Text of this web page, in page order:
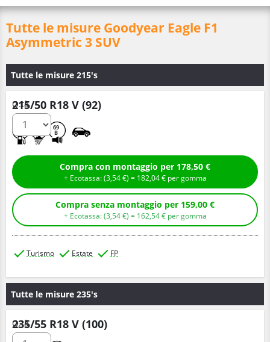
Tutte le misure Goodyear Eagle F1
Asymmetric 3 SUV
Tutte le misure 215's
215/50 R18 V (92)
69
B
Q.tà
Compra con montaggio per 178,50 €
+ Ecotassa: (3,54€ ) = 182,04€ per gomma
Compra senza montaggio per 159,00 €
+ Ecotassa: (3,54€ ) = 162,54€ per gomma
Turismo Estate FP
Tutte le misure 235's
235/55 R18 V (100)
Q.tà